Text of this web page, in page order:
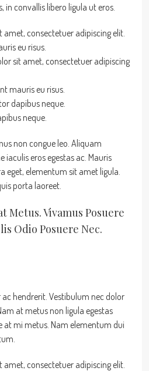
convallis libero ligula ut eros.
consectetuer adipiscing elit.
eu risus.
sit amet, consectetuer adipiscing
mauris eu risus.
dapibus neque.
neque.
non congue leo. Aliquam
iaculis eros egestas ac. Mauris
eget, elementum sit amet ligula.
porta laoreet.
Metus. Vivamus Posuere
Odio Posuere Nec.
hendrerit. Vestibulum nec dolor
at metus non ligula egestas
at mi metus. Nam elementum dui
consectetuer adipiscing elit.